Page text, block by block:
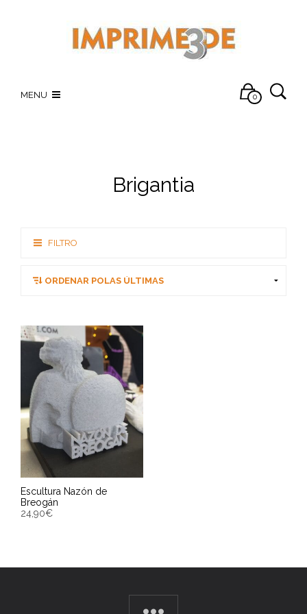
MENU 0
Brigantia
FILTRO
Escultura Nazón de
Breogán
24,90€
Entrega Estimada entre